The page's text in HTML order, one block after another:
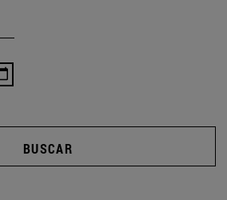
BUSCAR